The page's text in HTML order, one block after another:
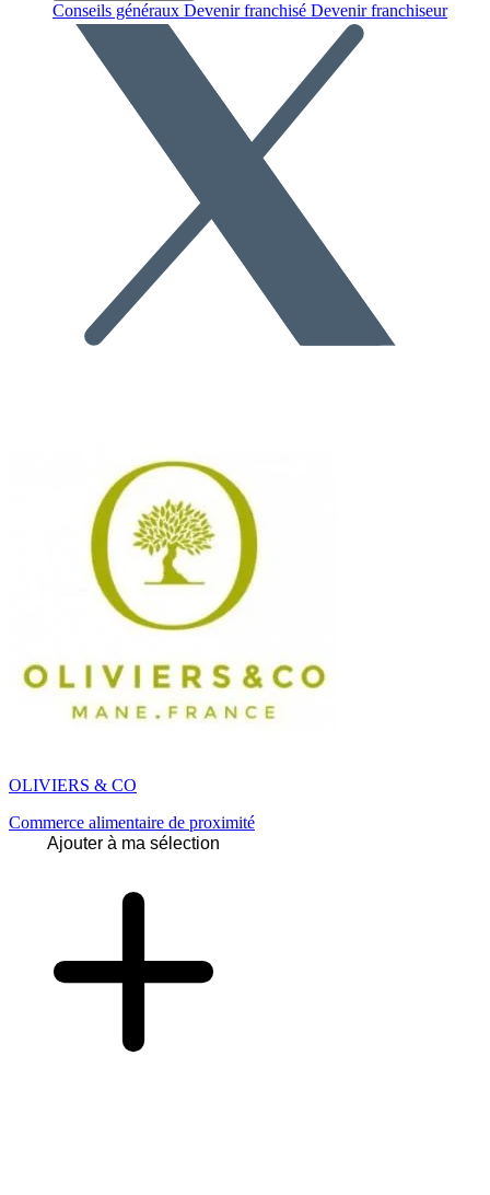
Conseils généraux Devenir franchisé Devenir franchiseur
OLIVIERS & CO
Commerce alimentaire de proximité
Ajouter à ma sélection